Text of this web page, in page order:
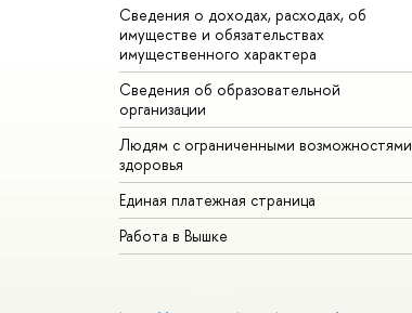
Сведения о доходах, расходах, об
имуществе и обязательствах
имущественного характера
Сведения об образовательной
организации
Людям с ограниченными возможностями
здоровья
Единая платежная страница
Работа в Вышке